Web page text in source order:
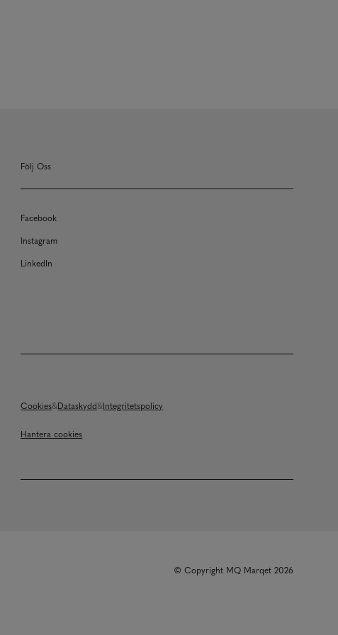
Följ Oss
Facebook
Instagram
LinkedIn
Cookies Dataskydd Integritetspolicy
Hantera cookies
© Copyright MQ Marqet 2026